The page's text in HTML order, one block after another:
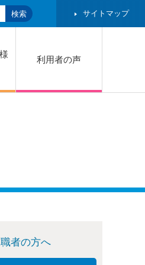
サイトマップ
利用者の声
者の方へ